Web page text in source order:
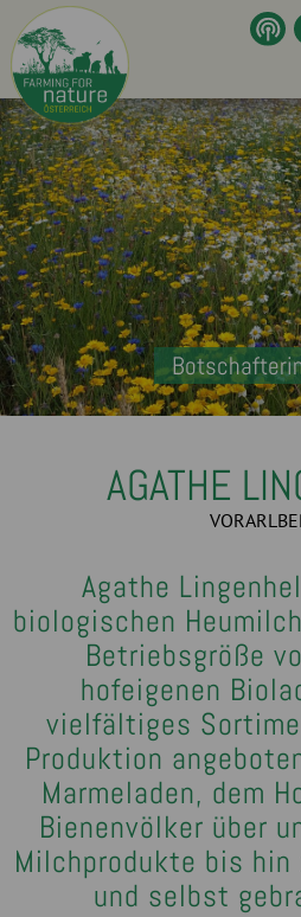
AGATHE
Agathe
biologischen
Betriebsgröße
hofeigenen
vielfältiges
Produktion
Marmeladen, dem
Bienenvölker über
Milchprodukte bis
und selbst